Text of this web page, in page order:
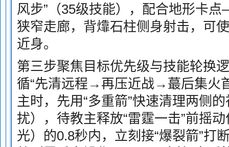
风步”（35级技能），配合地形卡
狭窄走廊，背㸆石柱侧身射击，可
近身。
第三步聚焦目标优先级与技能轮换
循“先清远程→再压近战→蕞后集火
主时，先用“多重箭”快速清理两侧
扰），待教主释放“雷霆一击”前摇
光）的0.8秒内，立刻接“爆裂箭”打